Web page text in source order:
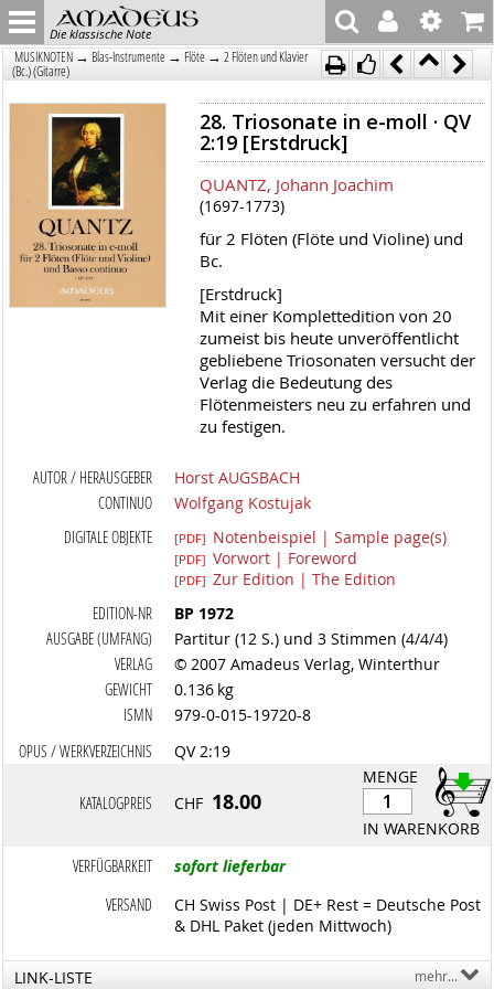
Die klassische Note
MUSIKNOTEN → Blas-Instrumente → Flöte → 2 Flöten und Klavier
(Bc.) (Gitarre)
28. Triosonate in e-moll · QV
2:19 [Erstdruck]
QUANTZ, Johann Joachim
(1697-1773)
für 2 Flöten (Flöte und Violine) und
Bc.
[Erstdruck]
Mit einer Komplettedition von 20
zumeist bis heute unveröffentlicht
gebliebene Triosonaten versucht der
Verlag die Bedeutung des
Flötenmeisters neu zu erfahren und
zu festigen.
AUTOR / HERAUSGEBER
Horst AUGSBACH
CONTINUO
Wolfgang Kostujak
DIGITALE OBJEKTE
[PDF] Notenbeispiel | Sample page(s)
[PDF] Vorwort | Foreword
[PDF] Zur Edition | The Edition
EDITION-NR
BP 1972
AUSGABE (UMFANG)
Partitur (12 S.) und 3 Stimmen (4/4/4)
VERLAG
© 2007 Amadeus Verlag, Winterthur
GEWICHT
0.136 kg
ISMN
979-0-015-19720-8
OPUS / WERKVERZEICHNIS
QV 2:19
MENGE
IN WARENKORB
KATALOGPREIS CHF 18.00
VERFÜGBARKEIT
sofort lieferbar
VERSAND
CH Swiss Post | DE+ Rest = Deutsche Post
& DHL Paket (jeden Mittwoch)
LINK-LISTE mehr...